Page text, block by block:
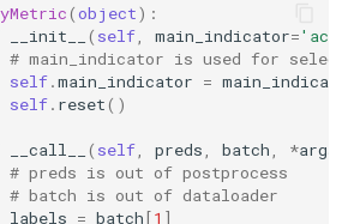
(object):
__init__ ( self main_indicator='acc'
# main_indicator is used for select
self.main_indicator =
self. reset()
__call__ ( self preds batch *args
# preds is out of postprocess
# batch is out of dataloader
labels = batch[1 ]